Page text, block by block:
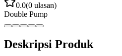
0.0(0 ulasan)
Double Pump
Deskripsi Produk